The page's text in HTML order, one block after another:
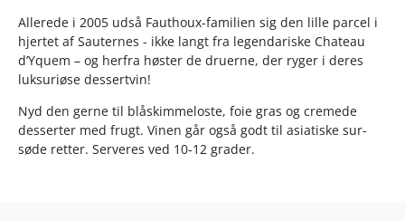
Allerede i 2005 udså Fauthoux-familien sig den lille parcel i
hjertet af Sauternes - ikke langt fra legendariske Chateau
d’Yquem – og herfra høster de druerne, der ryger i deres
luksuriøse dessertvin!
Nyd den gerne til blåskimmeloste, foie gras og cremede
desserter med frugt. Vinen går også godt til asiatiske sur-
søde retter. Serveres ved 10-12 grader.